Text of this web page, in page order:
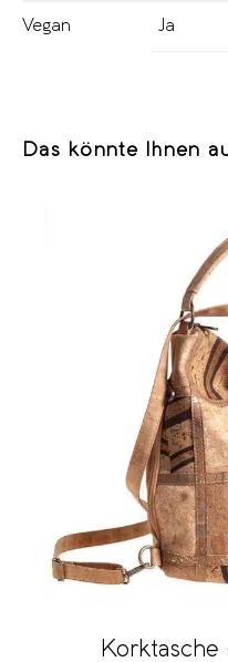
Vegan Ja
Das könnte Ihnen
Korktasche